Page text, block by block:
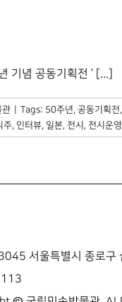
기념 공동기획전 ’ [...]
관 Tags: 50주년, 공동기획전,
주, 인터뷰, 일본, 전시 , 전시운
서울특별시 종로